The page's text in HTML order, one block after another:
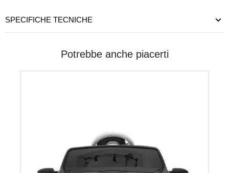
SPECIFICHE TECNICHE
Potrebbe anche piacerti